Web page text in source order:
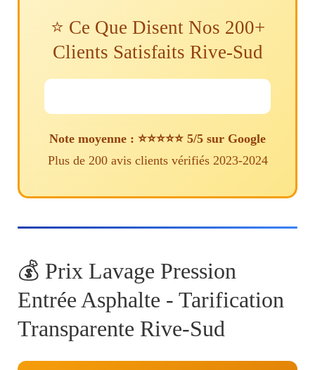
⭐ Ce Que Disent Nos 200+
Clients Satisfaits Rive-Sud
Note moyenne : ⭐⭐⭐⭐⭐ 5/5 sur Google
Plus de 200 avis clients vérifiés 2023-2024
💰 Prix Lavage Pression
Entrée Asphalte - Tarification
Transparente Rive-Sud